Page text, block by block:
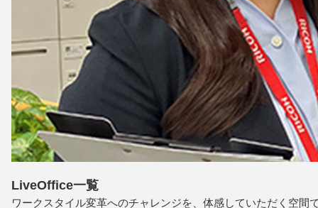
LiveOffice一覧
ワークスタイル変革へのチャレンジを、体感していただく空間